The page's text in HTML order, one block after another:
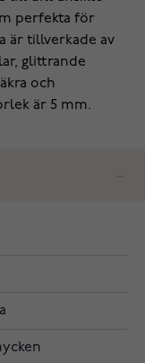
perfekta för
är tillverkade av
glittrande
och
är 5 mm.